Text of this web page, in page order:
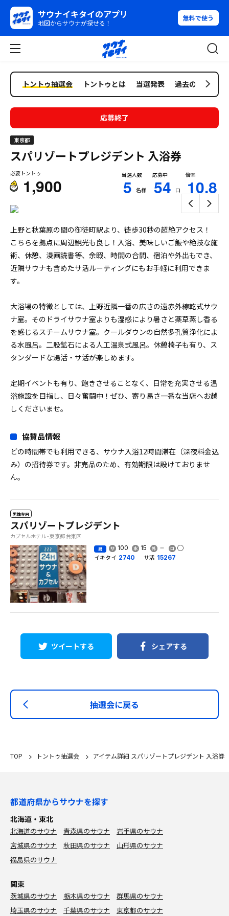
サウナイキタイのアプリ
地図からサウナが探せる！
無料で使う
トントゥ抽選会 トントゥとは 当選発表 過去の抽選会
応募終了
東京都
スパリゾートプレジデント 入浴券
必要トントゥ
1,900
当選人数
5 名様
応募中
54 口
倍率
10.8
上野と秋葉原の間の御徒町駅より、徒歩30秒の超絶アクセス！
こちらを拠点に周辺観光も良し！入浴、美味しいご飯や絶技な施
術、休憩、漫画読書等、余暇、時間の合間、宿泊や外出もでき、
近隣サウナも含めたサ活ルーティングにもお手軽に利用できま
す。
大浴場の特徴としては、上野近隣一番の広さの遠赤外線乾式サウ
ナ室。そのドライサウナ室よりも湿感により暑さと薬草蒸し香る
を感じるスチームサウナ室。クールダウンの自然多孔質浄化によ
る水風呂。二股鉱石による人工温泉式風呂。休憩椅子も有り、ス
タンダードな湯活・サ活が楽しめます。
定期イベントも有り、飽きさせることなく、日常を充実させる温
浴施設を目指し、日々奮闘中！ぜひ、寄り易さ一番な当店へお越
しくださいませ。
協賛品情報
どの時間帯でも利用できる、サウナ入浴12時間滞在（深夜料金込
み）の招待券です。非売品のため、有効期限は設けておりませ
ん。
男性専用
スパリゾートプレジデント
カプセルホテル - 東京都 台東区
男 100 15
イキタイ 2740 サ活 15267
ツイートする シェアする
抽選会に戻る
TOP トントゥ抽選会 アイテム詳細 スパリゾートプレジデント 入浴券
都道府県からサウナを探す
北海道・東北
北海道のサウナ 青森県のサウナ
岩手県のサウナ
宮城県のサウナ
秋田県のサウナ
山形県のサウナ
福島県のサウナ
関東
茨城県のサウナ 栃木県のサウナ
群馬県のサウナ
埼玉県のサウナ
千葉県のサウナ 東京都のサウナ